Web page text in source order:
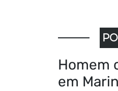
Homem
em